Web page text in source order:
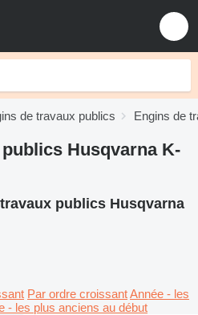
de travaux publics Engins de
Husqvarna K-
publics Husqvarna
Par ordre croissantAnnée - les
- les plus anciens au début